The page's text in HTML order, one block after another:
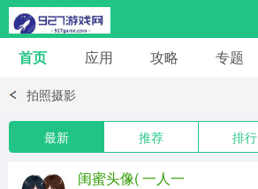
安卓手游
首页 应用 攻略 专题
拍照摄影
最新 推荐 排行
闺蜜头像( 一人一